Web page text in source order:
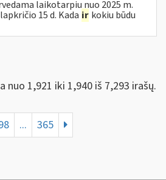
laikotarpiu nuo 2025 m.
15 d. Kada ir kokiu būdu
nuo 1,921 iki 1,940 iš 7,293 irašų.
... 365